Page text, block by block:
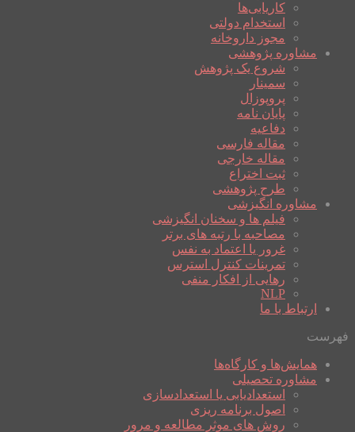
کاریابی‌ها
استخدام دولتی
مجوز داروخانه
مشاوره پژوهشی
شروع یک پژوهش
سمینار
پروپوزال
پایان نامه
دفاعیه
مقاله فارسی
مقاله خارجی
ثبت اختراع
طرح پژوهشی
مشاوره انگیزشی
فیلم ها و سخنان انگیزشی
مصاحبه با رتبه های برتر
غرور یا اعتماد به نفس
تمرینات کنترل استرس
رهایی از افکار منفی
NLP
ارتباط با ما
فهرست
همایش‌ها و کارگاه‌ها
مشاوره تحصیلی
استعدادیابی یا استعدادسازی
اصول برنامه ریزی
روش های موثر مطالعه و مرور